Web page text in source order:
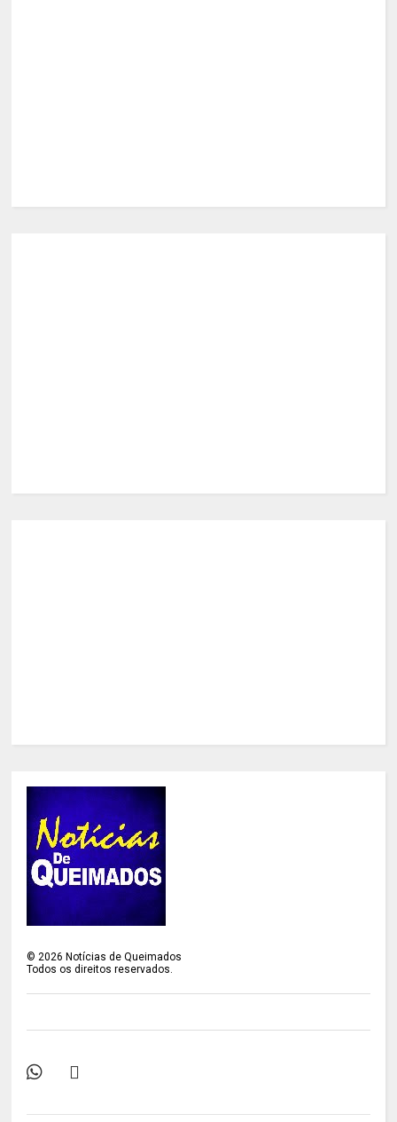
© 2026 Notícias de Queimados
Todos os direitos reservados.